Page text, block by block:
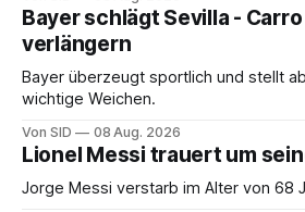
Bayer schlägt Sevilla -
verlängern
Bayer überzeugt sportlich und stellt
wichtige Weichen.
Von SID 08 Aug. 2026
Lionel Messi trauert um
Jorge Messi verstarb im Alter von 68